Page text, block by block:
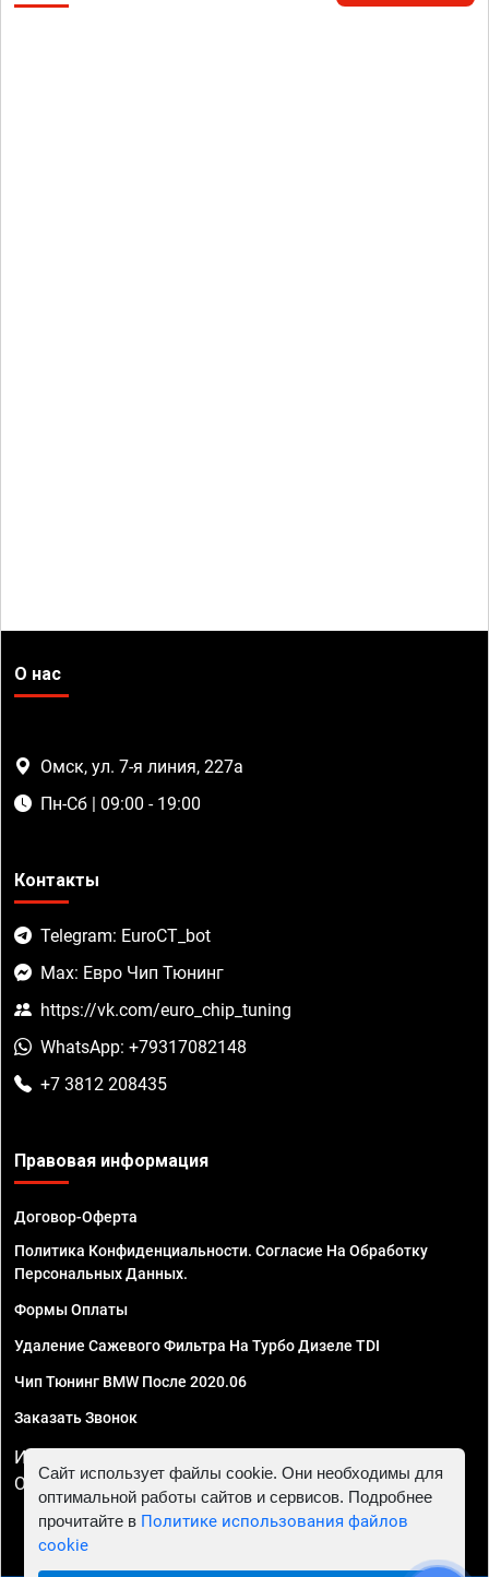
О нас
Омск, ул. 7-я линия, 227а
Пн-Сб | 09:00 - 19:00
Контакты
Telegram: EuroCT_bot
Max: Евро Чип Тюнинг
https://vk.com/euro_chip_tuning
WhatsApp: +79317082148
+7 3812 208435
Правовая информация
Договор-Оферта
Политика Конфиденциальности. Согласие На Обработку
Персональных Данных.
Формы Оплаты
Удаление Сажевого Фильтра На Турбо Дизеле TDI
Чип Тюнинг BMW После 2020.06
Заказать Звонок
ИП Смирнов Георгий Павлович. ИНН 781302555843,
ОГРНИП 324470400032610
Сайт использует файлы cookie. Они необходимы для
оптимальной работы сайтов и сервисов. Подробнее
прочитайте в Политике использования файлов
cookie